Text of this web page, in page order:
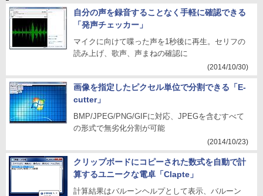
自分の声を録音することなく手軽に確認できる
「発声チェッカー」
マイクに向けて喋った声を1秒後に再生。セリフの
読み上げ、歌声、声まねの確認に
(2014/10/30)
画像を指定したピクセル単位で分割できる「E-
cutter」
BMP/JPEG/PNG/GIFに対応、JPEGを含むすべて
の形式で無劣化分割が可能
(2014/10/23)
クリップボードにコピーされた数式を自動で計
算するユニークな電卓「Clapte」
計算結果はバルーンヘルプとして表示、バルーン